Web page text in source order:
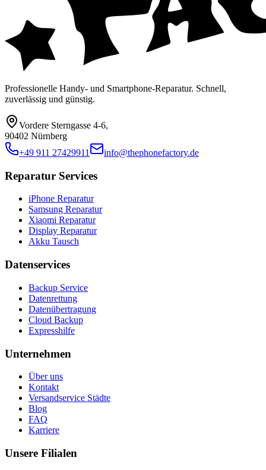
Professionelle Handy- und Smartphone-Reparatur. Schnell,
zuverlässig und günstig.
Vordere Sterngasse 4-6,
90402 Nürnberg
+49 911 27429911
info@thephonefactory.de
Reparatur Services
iPhone Reparatur
Samsung Reparatur
Xiaomi Reparatur
Display Reparatur
Akku Tausch
Datenservices
Backup Service
Datenrettung
Datenübertragung
Cloud Backup
Expresshilfe
Unternehmen
Über uns
Kontakt
Versandservice Städte
Blog
FAQ
Karriere
Unsere Filialen